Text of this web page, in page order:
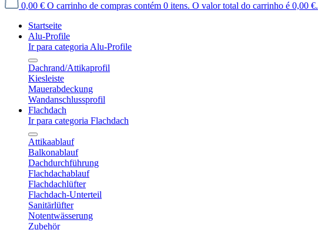
0,00 € O carrinho de compras contém 0 itens. O valor total do carrinho é 0,00 €.
Startseite
Alu-Profile
Ir para categoria Alu-Profile
Dachrand/Attikaprofil
Kiesleiste
Mauerabdeckung
Wandanschlussprofil
Flachdach
Ir para categoria Flachdach
Attikaablauf
Balkonablauf
Dachdurchführung
Flachdachablauf
Flachdachlüfter
Flachdach-Unterteil
Sanitärlüfter
Notentwässerung
Zubehör